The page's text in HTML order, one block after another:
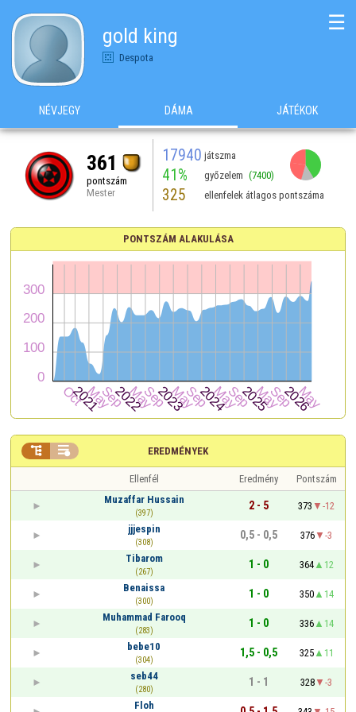
gold king
Despota
☰
NÉVJEGY DÁMA JÁTÉKOK
361
pontszám
Mester
17940 játszma
41% győzelem (7400)
325 ellenfelek átlagos pontszáma
PONTSZÁM ALAKULÁSA
EREDMÉNYEK
 
Ellenfél Eredmény
Pontszám
Muzaffar Hussain
(397)
2 - 5 373
-12
jjjespin
(308)
0,5 - 0,5 376
-3
Tibarom
(267)
1 - 0 364
12
Benaissa
(300)
1 - 0 350
14
Muhammad Farooq
(283)
1 - 0 336
14
bebe10
(304)
1,5 - 0,5 325
11
seb44
(280)
1 - 1 328
-3
Floh